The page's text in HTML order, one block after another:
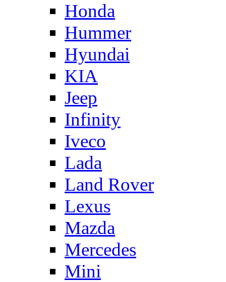
Honda
Hummer
Hyundai
KIA
Jeep
Infinity
Iveco
Lada
Land Rover
Lexus
Mazda
Mercedes
Mini